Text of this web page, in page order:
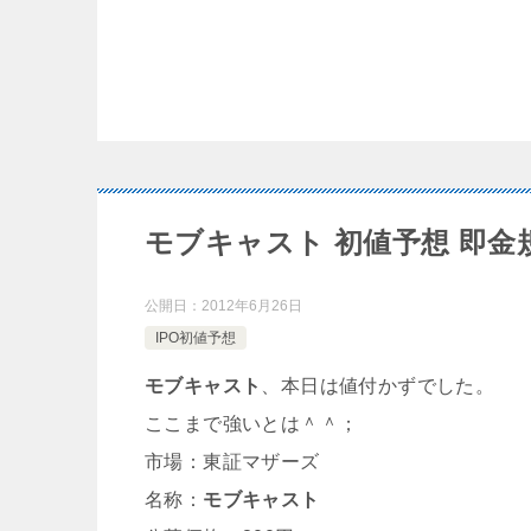
モブキャスト 初値予想 即金
公開日： 2012年6月26日
IPO初値予想
モブキャスト
、本日は値付かずでした。
ここまで強いとは＾＾；
市場：東証マザーズ
名称： モブキャスト